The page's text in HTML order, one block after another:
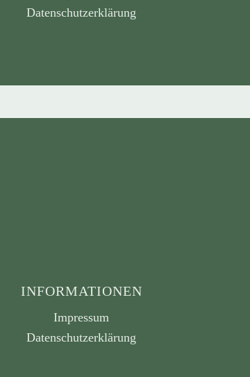
Datenschutzerklärung
INFORMATIONEN
Impressum
Datenschutzerklärung